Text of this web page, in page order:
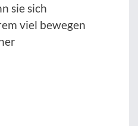
sie sich
viel bewegen